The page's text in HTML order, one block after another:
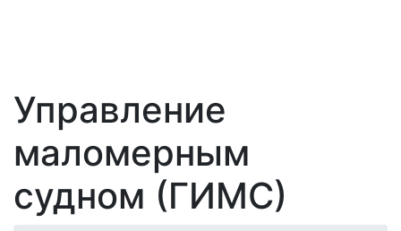
Управление
маломерным
судном (ГИМС)